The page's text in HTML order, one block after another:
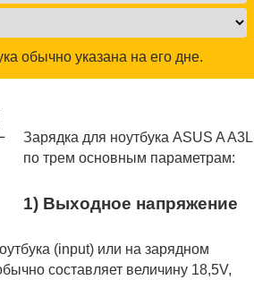
обычно указана на его дне.
Зарядка для ноутбука ASUS A A3L
по трем основным параметрам:
1) Выходное напряжение
(input) или на зарядном
составляет величину 18,5V,